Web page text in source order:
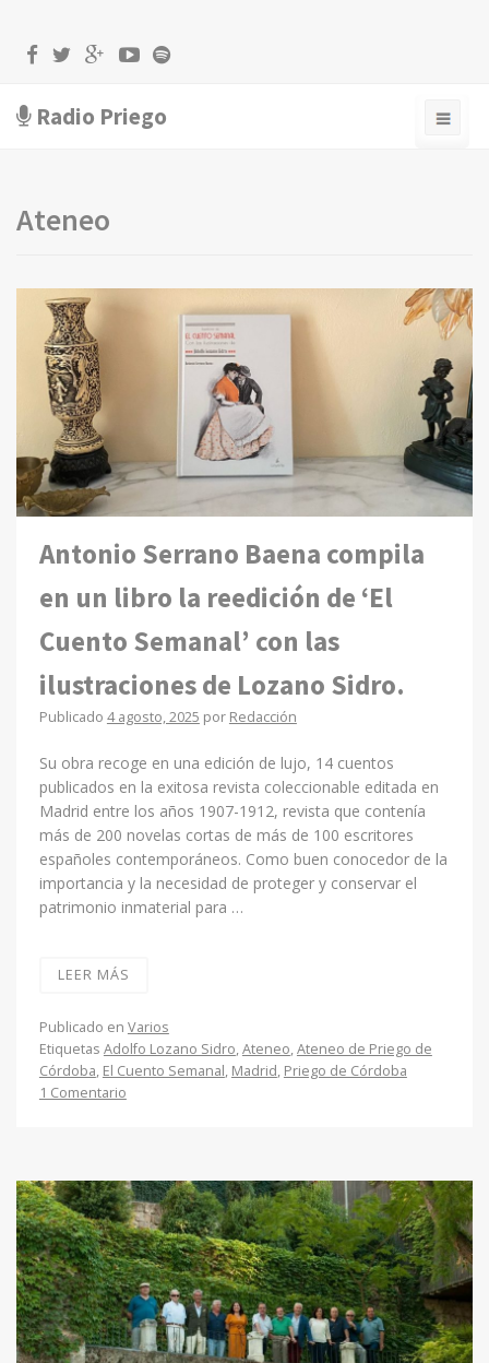
Radio Priego
Ateneo
Antonio Serrano Baena compila
en un libro la reedición de ‘El
Cuento Semanal’ con las
ilustraciones de Lozano Sidro.
Publicado 4 agosto, 2025 por Redacción
Su obra recoge en una edición de lujo, 14 cuentos
publicados en la exitosa revista coleccionable editada en
Madrid entre los años 1907-1912, revista que contenía
más de 200 novelas cortas de más de 100 escritores
españoles contemporáneos. Como buen conocedor de la
importancia y la necesidad de proteger y conservar el
patrimonio inmaterial para …
LEER MÁS
Publicado en Varios
Etiquetas Adolfo Lozano Sidro,Ateneo,Ateneo de Priego de
Córdoba, El Cuento Semanal, Madrid, Priego de Córdoba
1 Comentario